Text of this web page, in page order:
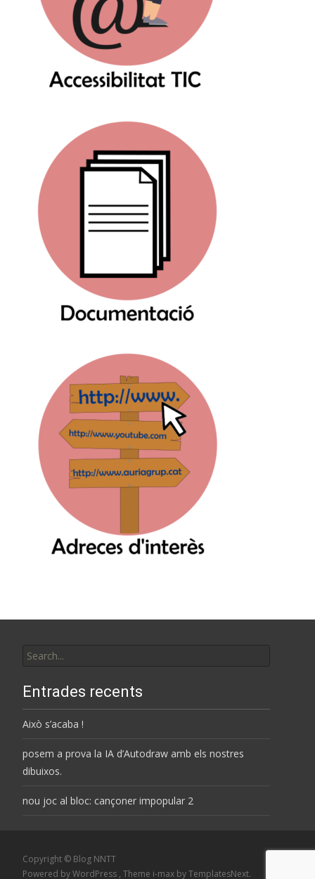
for:
Entrades recents
Això s’acaba !
posem a prova la IA d’Autodraw amb els nostres
dibuixos.
nou joc al bloc: cançoner impopular 2
Copyright © Blog NNTT
Powered by WordPress , Theme i-max by TemplatesNext.